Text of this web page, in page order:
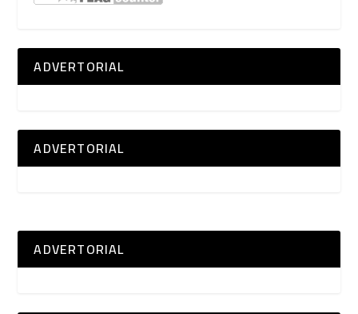
ADVERTORIAL
ADVERTORIAL
ADVERTORIAL